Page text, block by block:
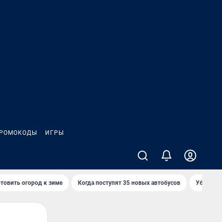
ИГРЫ
огород к зиме Когда поступят 35 новых автобусов Убийца